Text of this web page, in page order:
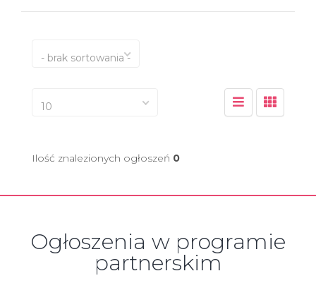
- brak sortowania -
10
Ilość znalezionych ogłoszeń 0
Ogłoszenia w programie
partnerskim